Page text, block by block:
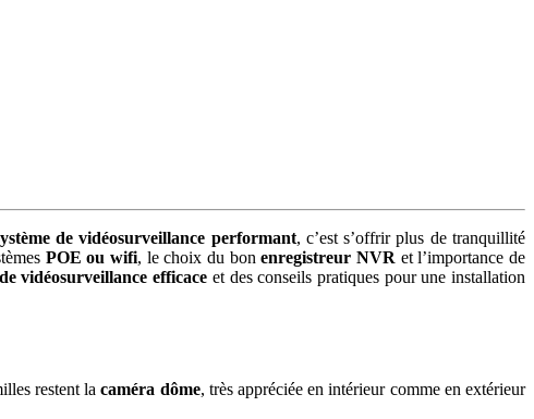
de vidéosurveillance performant, c’est s’offrir plus de tranquillité
POE ou wifi, le choix du bonenregistreur NVR et l’importance de
vidéosurveillance efficace et des conseils pratiques pour une installation
restent lacaméra dôme, très appréciée en intérieur comme en extérieur